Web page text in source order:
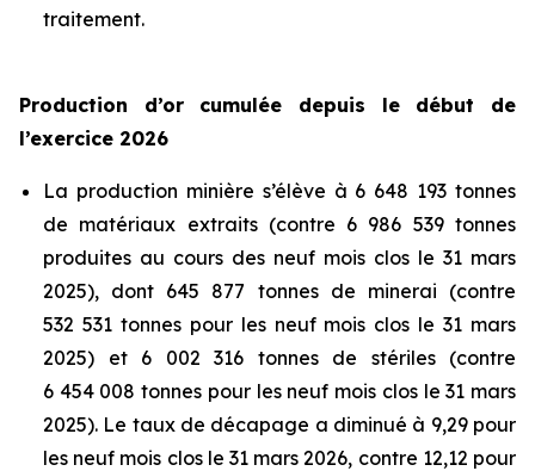
traitement.
Production d’or cumulée depuis le début de
l’exercice 2026
La production minière s’élève à 6 648 193 tonnes
de matériaux extraits (contre 6 986 539 tonnes
produites au cours des neuf mois clos le 31 mars
2025), dont 645 877 tonnes de minerai (contre
532 531 tonnes pour les neuf mois clos le 31 mars
2025) et 6 002 316 tonnes de stériles (contre
6 454 008 tonnes pour les neuf mois clos le 31 mars
2025). Le taux de décapage a diminué à 9,29 pour
les neuf mois clos le 31 mars 2026, contre 12,12 pour